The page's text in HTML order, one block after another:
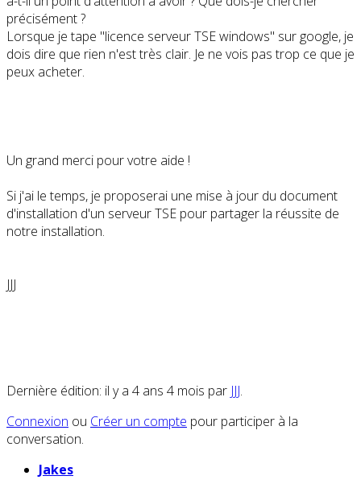
précisément ?
Lorsque je tape "licence serveur TSE windows" sur google, je
dois dire que rien n'est très clair. Je ne vois pas trop ce que je
peux acheter.
Un grand merci pour votre aide !
Si j'ai le temps, je proposerai une mise à jour du document
d'installation d'un serveur TSE pour partager la réussite de
notre installation.
JJJ
Dernière édition: il y a 4 ans 4 mois par JJJ.
Connexion ou Créer un compte pour participer à la
conversation.
Jakes